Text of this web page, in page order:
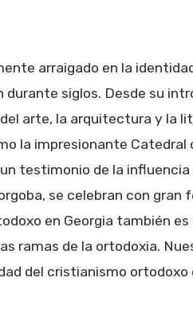
arraigado en la
siglos. Desde su
arte, la arquitectura y la
la impresionante
testimonio de la
se celebran con
en Georgia también
ramas de la ortodoxia.
del cristianismo ortodoxo